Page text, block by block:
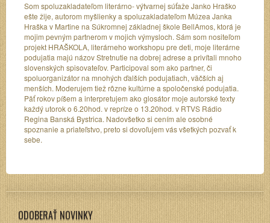
Som spoluzakladateľom literárno- výtvarnej súťaže Janko Hraško
ešte žije, autorom myšlienky a spoluzakladateľom Múzea Janka
Hraška v Martine na Súkromnej základnej škole BellAmos, ktorá je
mojim pevným partnerom v mojich výmysloch. Sám som nositeľom
projekt HRAŠKOLA, literárneho workshopu pre deti, moje literárne
podujatia majú názov Stretnutie na dobrej adrese a privítali mnoho
slovenských spisovateľov. Participoval som ako partner, či
spoluorganizátor na mnohých ďalších podujatiach, väčších aj
menších. Moderujem tiež rôzne kultúrne a spoločenské podujatia.
Päť rokov píšem a interpretujem ako glosátor moje autorské texty
každý utorok o 6.20hod. v repríze o 13.20hod. v RTVS Rádio
Regina Banská Bystrica. Nadovšetko si cením ale osobné
spoznanie a priateľstvo, preto si dovoľujem vás všetkých pozvať k
sebe.
ODOBERAŤ NOVINKY